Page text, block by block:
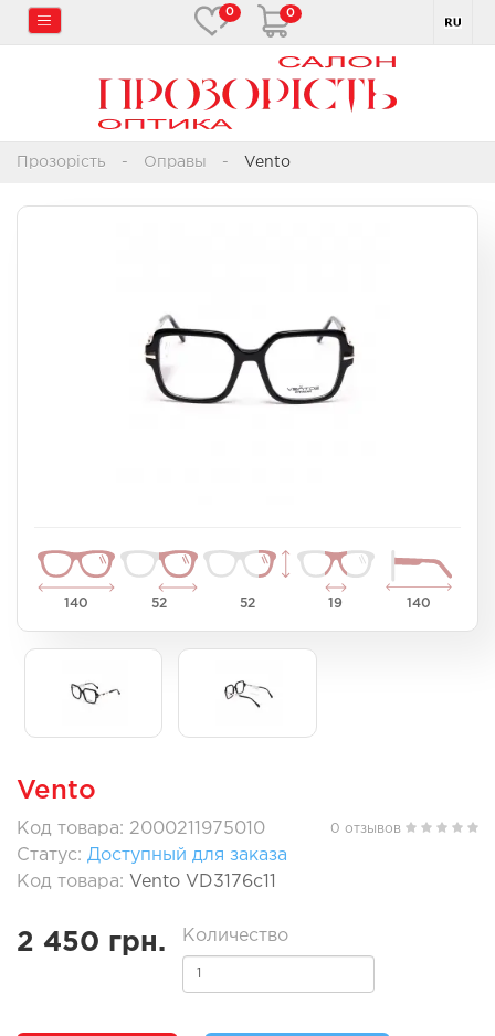
0 0
Прозорість Оправы Vento
140 52 52 19 140
Vento
Код товара: 2000211975010
Статус: Доступный для заказа
Код товара: Vento VD3176c11
0 отзывов
2 450 грн. Количество